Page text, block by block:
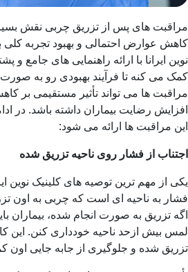
مراقبت های پس از تزریق چربی نقش
کاهش عوارض احتمالی و بهبود تجربه کلی
نوین ایرانا با ارائه راهنمایی های جامع و
کمک می کنه تا فرآیند بهبودی رو به
مراقبت ها می تواند تأثیر مستقیمی بر
افزایش رضایت بیماران داشته باشد. در
این مراقبت ها ارائه می شود:
اجتناب از فشار روی ناحیه تزریق شده
یکی از مهم ترین توصیه های کلینیک نوین
فشار به ناحیه ای است که چربی به اون
اگه تزریق به صورت انجام شده، بیماران
لمس بیش ازحد ناحیه خودداری کنن. این
تزریق شده و جلوگیری از جابه جایی اون